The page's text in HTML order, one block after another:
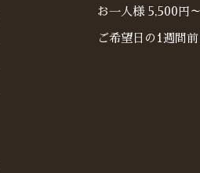
お一人様 5,500円
ご希望日の1週間